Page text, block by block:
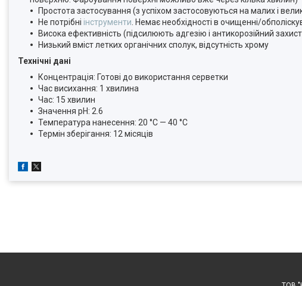
Простота застосування (з успіхом застосовуються на малих і
Не потрібні інструменти . Немає необхідності в очищенні/
Висока ефективність (підсилюють адгезію і антикорозійний
Низький вміст летких органічних сполук, відсутність хрому
Технічні дані
Концентрація: Готові до використання серветки
Час висихання: 1 хвилина
Час: 15 хвилин
Значення pH: 2.6
Температура нанесення: 20 °C — 40 °C
Термін зберігання: 12 місяців